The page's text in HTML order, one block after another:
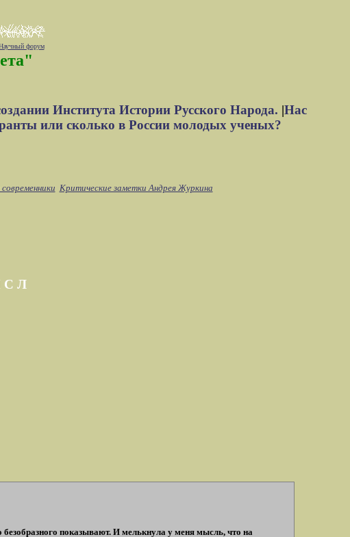
форум
Института Истории Русского Народа. |Нас
или сколько в России молодых ученых?
Критические заметки Андрея Журкина
Л
показывают. И мелькнула у меня мысль, что на